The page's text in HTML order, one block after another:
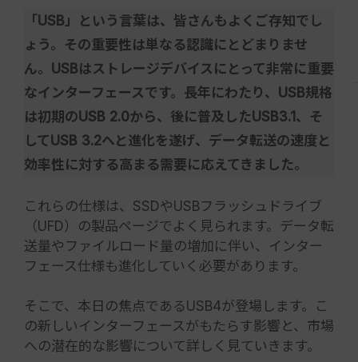
「USB」という言葉は、皆さんもよくご存知でし
ょう。その重要性は単なる認識にとどまりませ
ん。USBはストレージデバイスにとって非常に重要
なインターフェースです。長年にわたり、USB規格
は初期のUSB 2.0から、後に普及したUSB3.1、そ
してUSB 3.2へと進化を遂げ、データ転送の速度と
効率性に対する高まる需要に応えてきました。
これらの仕様は、SSDやUSBフラッシュドライブ
（UFD）の製品ページでよく見られます。データ転
送量やファイルロード量の増加に伴い、インター
フェース仕様も進化していく必要があります。
そこで、本日の焦点であるUSB4が登場します。こ
の新しいインターフェースがもたらす影響と、市場
への潜在的な影響について詳しく見ていきます。